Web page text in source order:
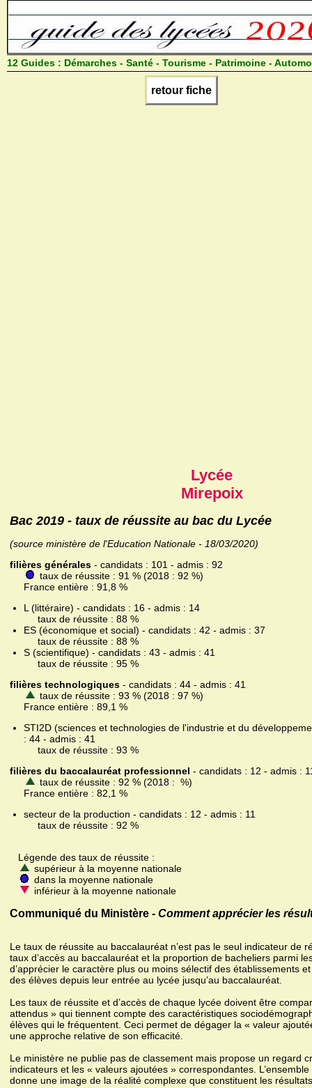
12 Guides : Démarches - Santé - Tourisme - Patrimoine -
retour fiche
Lycée
Mirepoix
Bac 2019 - taux de réussite au bac du Lycée
(source ministère de l'Education Nationale - 18/03/2020)
filières générales - candidats : 101 - admis : 92
taux de réussite : 91 % (2018 : 92 %)
France entière : 91,8 %
L (littéraire) - candidats : 16 - admis : 14
taux de réussite : 88 %
ES (économique et social) - candidats : 42 - admis : 37
taux de réussite : 88 %
S (scientifique) - candidats : 43 - admis : 41
taux de réussite : 95 %
filières technologiques - candidats : 44 - admis : 41
taux de réussite : 93 % (2018 : 97 %)
France entière : 89,1 %
STI2D (sciences et technologies de l'industrie et du
: 44 - admis : 41
taux de réussite : 93 %
filières du baccalauréat professionnel - candidats : 12 - admis :
taux de réussite : 92 % (2018 : %)
France entière : 82,1 %
secteur de la production - candidats : 12 - admis : 11
taux de réussite : 92 %
Légende des taux de réussite :
supérieur à la moyenne nationale
dans la moyenne nationale
inférieur à la moyenne nationale
Communiqué du Ministère - Comment apprécier les
Le taux de réussite au baccalauréat n’est pas le seul indicateur de
taux d’accès au baccalauréat et la proportion de bacheliers parmi
d’apprécier le caractère plus ou moins sélectif des établissements
des élèves depuis leur entrée au lycée jusqu’au baccalauréat.
Les taux de réussite et d’accès de chaque lycée doivent être
attendus » qui tiennent compte des caractéristiques
élèves qui le fréquentent. Ceci permet de dégager la « valeur
une approche relative de son efficacité.
Le ministère ne publie pas de classement mais propose un regard
indicateurs et les « valeurs ajoutées » correspondantes.
donne une image de la réalité complexe que constituent les